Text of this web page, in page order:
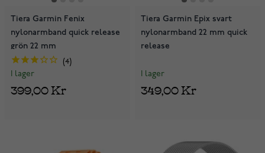
Tiera Garmin Fenix
nylonarmband quick release
grön 22 mm
4
I lager
399,00 Kr
Tiera Garmin Epix svart
nylonarmband 22 mm quick
release
I lager
349,00 Kr